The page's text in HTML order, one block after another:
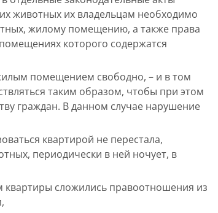
животных их владельцам необходимо
жилому помещению, а также права
которого содержатся
помещением свободно, – и в том
таким образом, чтобы при этом
граждан. В данном случае нарушение
квартирой не перестала,
периодически в ней ночует, в
сложились правоотношения из